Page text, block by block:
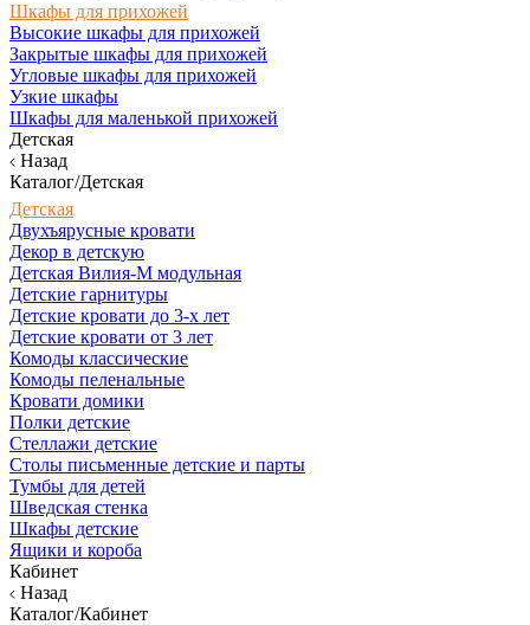
Шкафы для прихожей
Высокие шкафы для прихожей
Закрытые шкафы для прихожей
Угловые шкафы для прихожей
Узкие шкафы
Шкафы для маленькой прихожей
Детская
Назад
Каталог/Детская
Детская
Двухъярусные кровати
Декор в детскую
Детская Вилия-М модульная
Детские гарнитуры
Детские кровати до 3-х лет
Детские кровати от 3 лет
Комоды классические
Комоды пеленальные
Кровати домики
Полки детские
Стеллажи детские
Столы письменные детские и парты
Тумбы для детей
Шведская стенка
Шкафы детские
Ящики и короба
Кабинет
Назад
Каталог/Кабинет